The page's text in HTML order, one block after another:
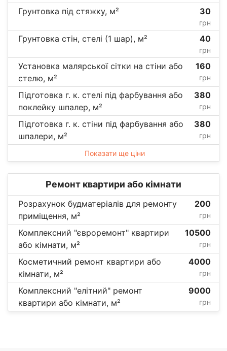
Грунтовка під стяжку, м² 30
грн
Грунтовка стін, стелі (1 шар), м² 40
грн
Установка малярської сітки на стіни або
стелю, м²
160
грн
Підготовка г. к. стелі під фарбування або
поклейку шпалер, м²
380
грн
Підготовка г. к. стіни під фарбування або
шпалери, м²
380
грн
Показати ще ціни
Ремонт квартири або кімнати
Розрахунок будматеріалів для ремонту
приміщення, м²
200
грн
Комплексний "євроремонт" квартири
або кімнати, м²
10500
грн
Косметичний ремонт квартири або
кімнати, м²
4000
грн
Комплексний "елітний" ремонт
квартири або кімнати, м²
9000
грн